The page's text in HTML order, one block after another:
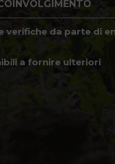
verifiche da parte di
a fornire ulteriori